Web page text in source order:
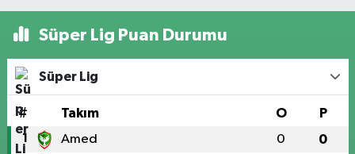
Süper Lig Puan Durumu
Süper Lig
# Takım O P
1 Amed 0 0